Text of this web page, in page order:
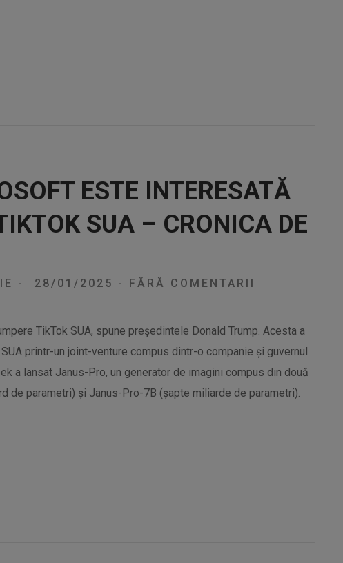
ESTE INTERESATĂ
SUA – CRONICA DE
- 28/01/2025 - FĂRĂ COMENTARII
TikTok SUA, spune președintele Donald Trump. Acesta a
printr-un joint-venture compus dintr-o companie și guvernul
a lansat Janus-Pro, un generator de imagini compus din două
de parametri) și Janus-Pro-7B (șapte miliarde de parametri).